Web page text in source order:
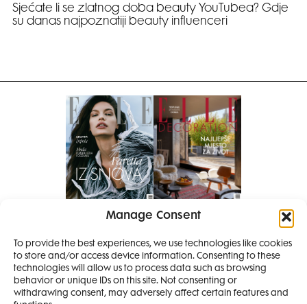
Manage Consent
To provide the best experiences, we use technologies like cookies
to store and/or access device information. Consenting to these
technologies will allow us to process data such as browsing
behavior or unique IDs on this site. Not consenting or
withdrawing consent, may adversely affect certain features and
Sjećate li se zlatnog doba beauty YouTubea? Gdje
su danas najpoznatiji beauty influenceri
Pretplati se na časopis
PRETPLATITE SE
SMANJI